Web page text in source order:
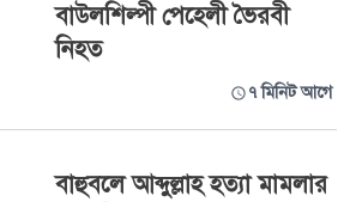
বাউলশিল্পী পেহেলী ভৈরবী
নিহত
৭ মিনিট আগে
বাহুবলে আব্দুল্লাহ হত্যা মামলার